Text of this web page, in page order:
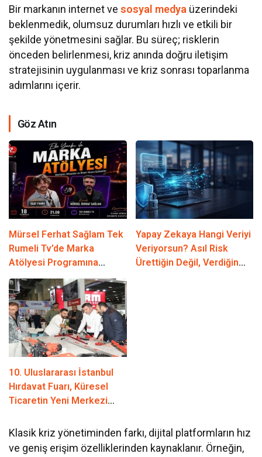
Bir markanın internet vesosyal medya üzerindeki
beklenmedik, olumsuz durumları hızlı ve etkili bir
şekilde yönetmesini sağlar. Bu süreç; risklerin
önceden belirlenmesi, kriz anında doğru iletişim
stratejisinin uygulanması ve kriz sonrası toparlanma
adımlarını içerir.
Göz Atın
Mürsel Ferhat Sağlam Tek
Rumeli Tv’de Marka
Atölyesi Programına
Konuk Oldu
Yapay Zekaya Hangi Veriyi
Veriyorsun? Asıl Risk
Ürettiğin Değil, Verdiğin
10. Uluslararası İstanbul
Hırdavat Fuarı, Küresel
Ticaretin Yeni Merkezi
Klasik kriz yönetiminden farkı, dijital platformların hız
ve geniş erişim özelliklerinden kaynaklanır. Örneğin,